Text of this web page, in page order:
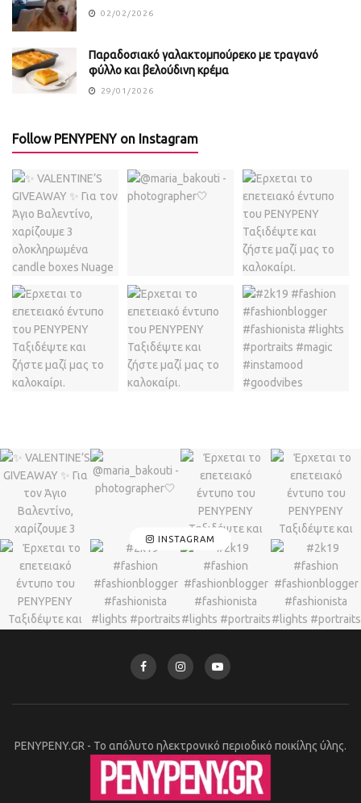
02/02/2026
Παραδοσιακό γαλακτομπούρεκο με τραγανό
φύλλο και βελούδινη κρέμα
29/01/2026
Follow PENYPENY on Instagram
INSTAGRAM
PENYPENY.GR - Το απόλυτο ηλεκτρονικό περιοδικό ποικίλης ύλης.